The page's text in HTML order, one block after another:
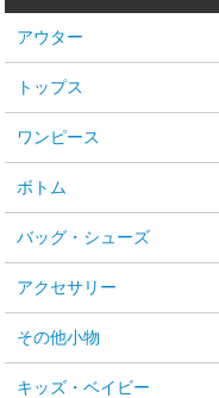
アウター
トップス
ワンピース
ボトム
バッグ・シューズ
アクセサリー
その他小物
キッズ・ベイビー